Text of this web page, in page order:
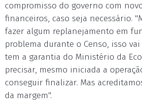
compromisso do governo com
financeiros, caso seja necessário.
fazer algum replanejamento em
problema durante o Censo, isso
tem a garantia do Ministério da
precisar, mesmo iniciada a
conseguir finalizar. Mas
da margem".